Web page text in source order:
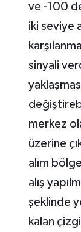
ve -100
iki seviye
sinyali
merkez
üzerine
alım
alış
şeklinde
kalan